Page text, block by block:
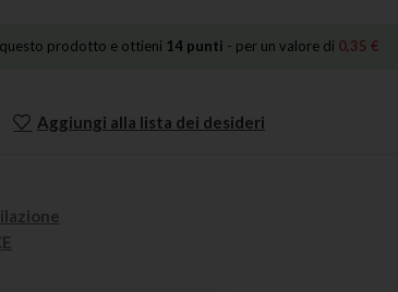
prodotto e ottieni 14punti - per un valore di 0,35 €
Aggiungi alla lista dei desideri